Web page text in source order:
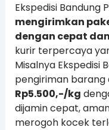
Ekspedisi Bandung
mengirimkan
dengan cepat
kurir terpercaya
Misalnya Ekspedisi
pengiriman barang
Rp5.500,-/kg
dijamin cepat,
merogoh kocek